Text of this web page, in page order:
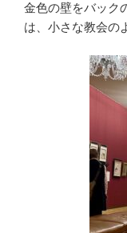
金色の壁をバック
は、小さな教会の